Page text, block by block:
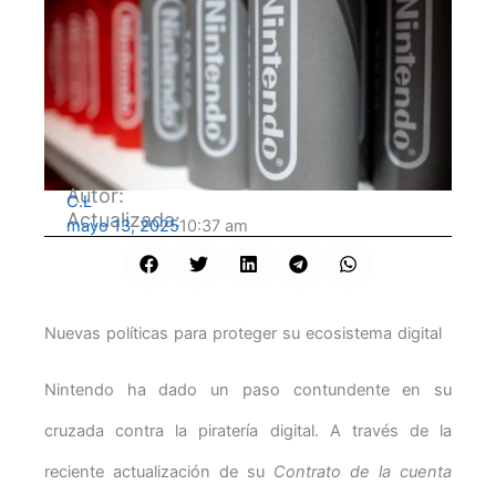
Autor:
C.L
Actualizada:
mayo 13, 202510:37 am
Nuevas políticas para proteger su ecosistema digital
Nintendo ha dado un paso contundente en su
cruzada contra la piratería digital. A través de la
reciente actualización de su Contrato de la cuenta